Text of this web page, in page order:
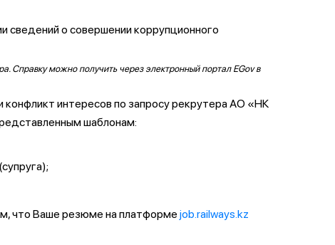
сведений о совершении коррупционного
Справку можно получить через электронный портал EGov в
интересов по запросу рекрутера АО «НК
шаблонам:
что Ваше резюме на платформе job.railways.kz